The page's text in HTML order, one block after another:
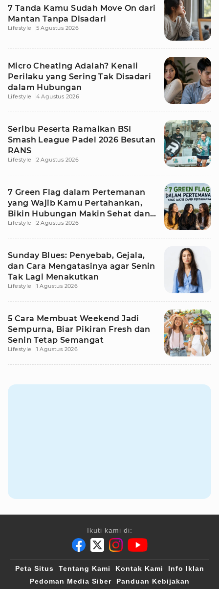
7 Tanda Kamu Sudah Move On dari
Mantan Tanpa Disadari
Lifestyle 5 Agustus 2026
Micro Cheating Adalah? Kenali
Perilaku yang Sering Tak Disadari
dalam Hubungan
Lifestyle 4 Agustus 2026
Seribu Peserta Ramaikan BSI
Smash League Padel 2026 Besutan
RANS
Lifestyle 2 Agustus 2026
7 Green Flag dalam Pertemanan
yang Wajib Kamu Pertahankan,
Bikin Hubungan Makin Sehat dan
Awet
Lifestyle 2 Agustus 2026
Sunday Blues: Penyebab, Gejala,
dan Cara Mengatasinya agar Senin
Tak Lagi Menakutkan
Lifestyle 1 Agustus 2026
5 Cara Membuat Weekend Jadi
Sempurna, Biar Pikiran Fresh dan
Senin Tetap Semangat
Lifestyle 1 Agustus 2026
Ikuti kami di:
Peta Situs Tentang Kami Kontak Kami
Info Iklan
Pedoman Media Siber
Panduan Kebijakan